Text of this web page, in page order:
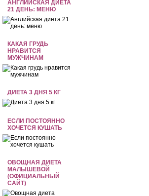
АНГЛИЙСКАЯ ДИЕТА
21 ДЕНЬ: МЕНЮ
КАКАЯ ГРУДЬ
НРАВИТСЯ
МУЖЧИНАМ
ДИЕТА 3 ДНЯ 5 КГ
ЕСЛИ ПОСТОЯННО
ХОЧЕТСЯ КУШАТЬ
ОВОЩНАЯ ДИЕТА
МАЛЫШЕВОЙ
(ОФИЦИАЛЬНЫЙ
САЙТ)